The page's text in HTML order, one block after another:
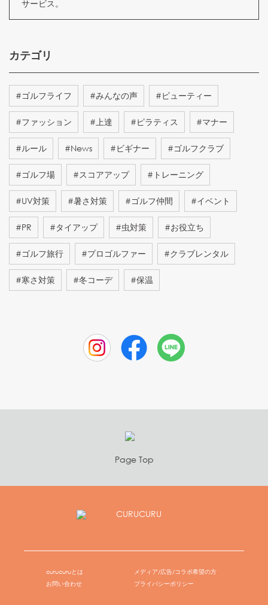
サービス。
カテゴリ
#ゴルフライフ #みんなの声 #ビューティー
#ファッション #上達 #ピラティス #マナー
#ルール #News #ビギナー #ゴルフクラブ
#ゴルフ場 #スコアアップ # トレーニング
#UV対策 #暑さ対策 #ゴルフ仲間 #イベント
#PR #タイアップ #虫対策 #お役立ち
#ゴルフ旅行 #プロゴルファー #クラブレンタル
#寒さ対策 #冬コーデ #保温
Page Top
curucuruとは
メディア/広告/コラボ希望の方
お問い合わせ
プライバシーポリシー